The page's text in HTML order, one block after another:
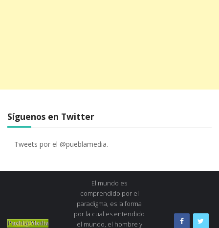
Síguenos en Twitter
Tweets por el @pueblamedia.
El mundo es
comprendido por el
paradigma, es la forma
por la cual es entendido
el mundo, el hombre y